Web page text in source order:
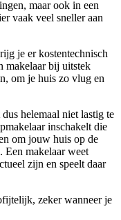
maar ook in een
vaak veel sneller aan
je er kostentechnisch
makelaar bij uitstek
om je huis zo vlug en
helemaal niet lastig te
inschakelt die
om jouw huis op de
Een makelaar weet
zijn en speelt daar
zeker wanneer je